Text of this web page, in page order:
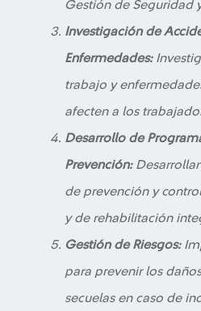
Gestión de Seguridad
Investigación de
Enfermedades:
trabajo y
afecten a los
Desarrollo de
Prevención:
de prevención y
y de rehabilitación
Gestión de Riesgos:
para prevenir los
secuelas en caso de